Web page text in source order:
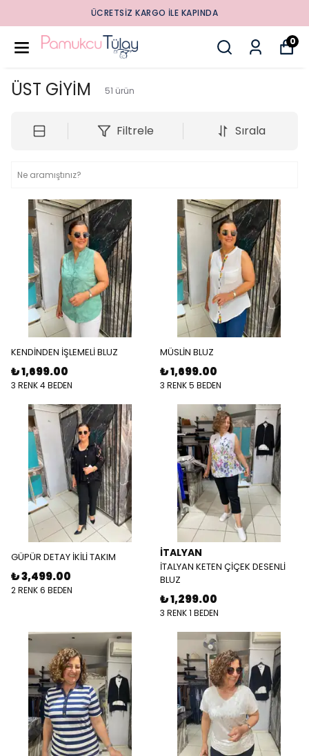
SONBAHAR ŞIKLIĞINI DOLABINA
0
ÜST GİYİM 51 ürün
Filtrele Sırala
KENDİNDEN İŞLEMELİ BLUZ
₺ 1,699.00
3 RENK 4 BEDEN
MÜSLİN BLUZ
₺ 1,699.00
3 RENK 5 BEDEN
GÜPÜR DETAY İKİLİ TAKIM
₺ 3,499.00
2 RENK 6 BEDEN
İTALYAN
İTALYAN KETEN ÇİÇEK DESENLİ
BLUZ
₺ 1,299.00
3 RENK 1 BEDEN